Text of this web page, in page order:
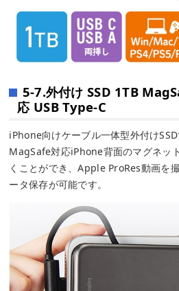
5-7.外付け SSD 1TB
応 USB Type-C
iPhone向けケーブル一体型外付け
MagSafe対応iPhone背面のマグネッ
くことができ、Apple ProRes動画を
ータ保存が可能です。